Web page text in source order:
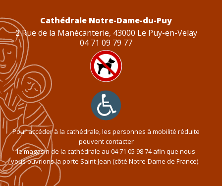
Cathédrale Notre-Dame-du-Puy
2 Rue de la Manécanterie, 43000 Le Puy-en-Velay
04 71 09 79 77
Pour accéder à la cathédrale, les personnes à mobilité réduite
peuvent contacter
le magasin de la cathédrale au 04 71 05 98 74afin que nous
vous ouvrions la porte Saint-Jean (côté Notre-Dame de France).